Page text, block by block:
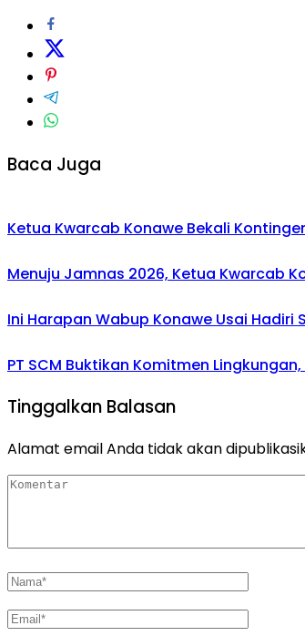
Baca Juga
Ketua Kwarcab Konawe Bekali
Menuju Jamnas 2026, Ketua Kwarcab
Ini Harapan Wabup Konawe Usai
PT SCM Buktikan Komitmen
Tinggalkan Balasan
Alamat email Anda tidak akan